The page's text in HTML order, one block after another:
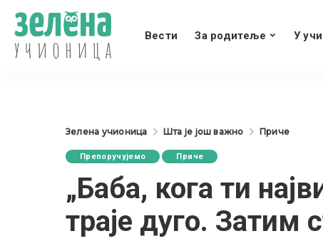
Вести За родитеље У
Зелена учионица Шта је још важно Приче
Препоручујемо Приче
„Баба, кога ти
траје дуго. Затим